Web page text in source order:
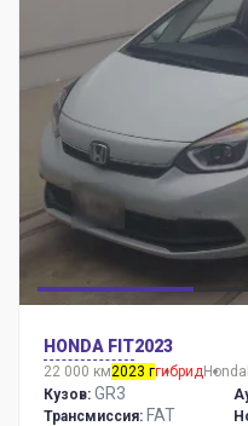
HONDA FIT2023
22 000 км2023 ггибридHonda
Кузов: GR3
Трансмиссия: FAT